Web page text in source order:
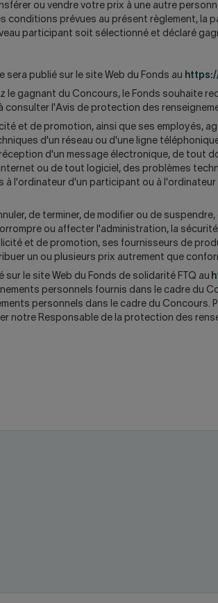
ou vendre votre prix à une autre
conditions prévues au présent règlement, la
participant soit sélectionné et déclaré
sera publié sur le site Web du Fonds au
le gagnant du Concours, le Fonds souhaite
consulter l'Avis de protection des
et de promotion, ainsi que ses
d'un réseau ou d'une ligne
d'un message électronique, de tout
ou de tout logiciel, des problèmes
à l'ordinateur d'un participant ou à
de terminer, de modifier ou de
ou affecter l'administration, la
et de promotion, ses fournisseurs de
un ou plusieurs prix autrement que
le site Web du Fonds de solidarité FTQ au
personnels fournis dans le cadre du
personnels dans le cadre du
notre Responsable de la protection des